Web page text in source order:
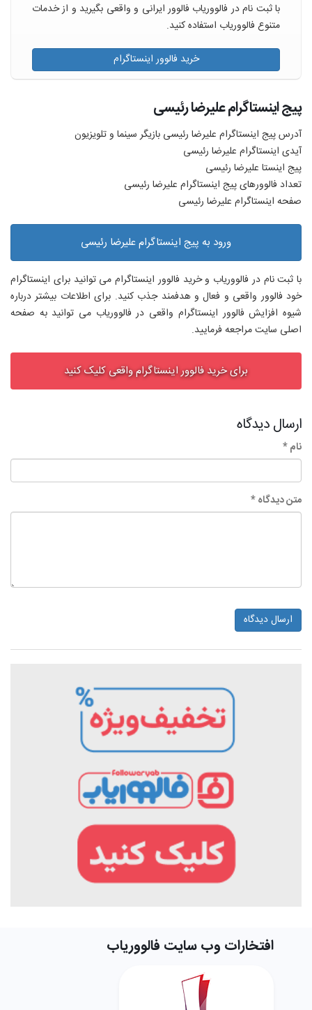
با ثبت نام در فالووریاب فالوور ایرانی و واقعی بگیرید و از خدمات
متنوع فالووریاب استفاده کنید.
خرید فالوور اینستاگرام
پیج اینستاگرام علیرضا رئیسی
آدرس پیج اینستاگرام علیرضا رئیسی بازیگر سینما و تلویزیون
آیدی اینستاگرام علیرضا رئیسی
پیج اینستا علیرضا رئیسی
تعداد فالوورهای پیج اینستاگرام علیرضا رئیسی
صفحه اینستاگرام علیرضا رئیسی
ورود به پیج اینستاگرام علیرضا رئیسی
با ثبت نام در فالووریاب و خرید فالوور اینستاگرام می توانید برای اینستاگرام
خود فالوور واقعی و فعال و هدفمند جذب کنید. برای اطلاعات بیشتر درباره
شیوه افزایش فالوور اینستاگرام واقعی در فالووریاب می توانید به صفحه
اصلی سایت مراجعه فرمایید.
برای خرید فالوور اینستاگرام واقعی کلیک کنید
ارسال دیدگاه
نام *
متن دیدگاه *
ارسال دیدگاه
افتخارات وب سایت فالووریاب